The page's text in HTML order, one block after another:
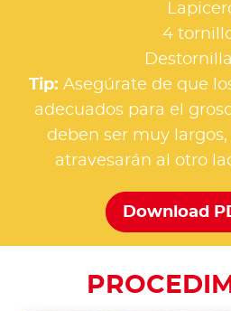
4
Tip: Asegúrate de que
adecuados para el
deben ser muy
atravesarán al otro
Download